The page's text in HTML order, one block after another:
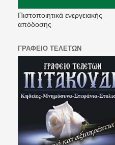
Πιστοποιητικά ενεργειακής
απόδοσης
ΓΡΑΦΕΙΟ ΤΕΛΕΤΩΝ